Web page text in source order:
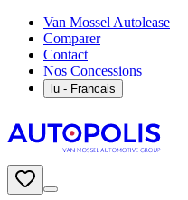
Van Mossel Autolease
Comparer
Contact
Nos Concessions
lu - Francais